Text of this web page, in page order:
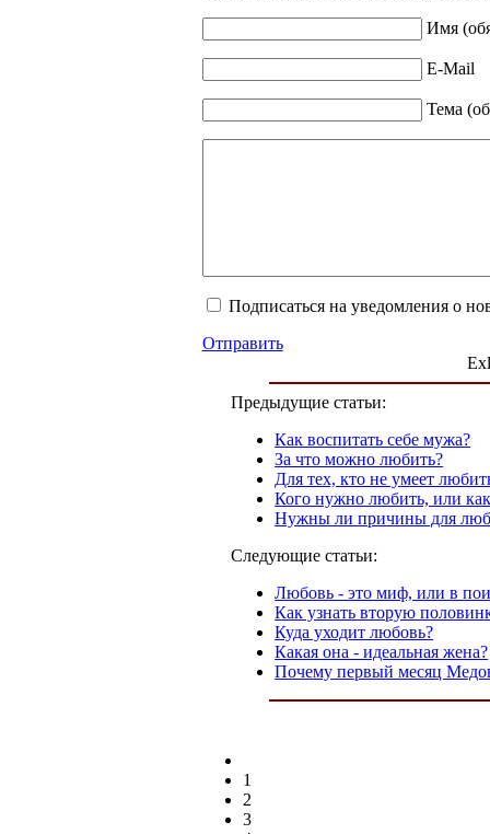
Имя
E-Mail
Тема
Подписаться на уведомления о
Отправить
Предыдущие статьи:
Как воспитать себе мужа?
За что можно любить?
Для тех, кто не умеет
Кого нужно любить, или
Нужны ли причины для
Следующие статьи:
Любовь - это миф, или в
Как узнать вторую
Куда уходит любовь?
Какая она - идеальная жена?
Почему первый месяц
1
2
3